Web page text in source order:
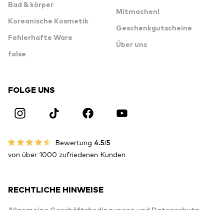
Bad & körper
Koreanische Kosmetik
Fehlerhafte Ware
false
Mitmachen!
Geschenkgutscheine
Über uns
FOLGE UNS
Bewertung 4.5/5
von über 1000 zufriedenen Kunden
RECHTLICHE HINWEISE